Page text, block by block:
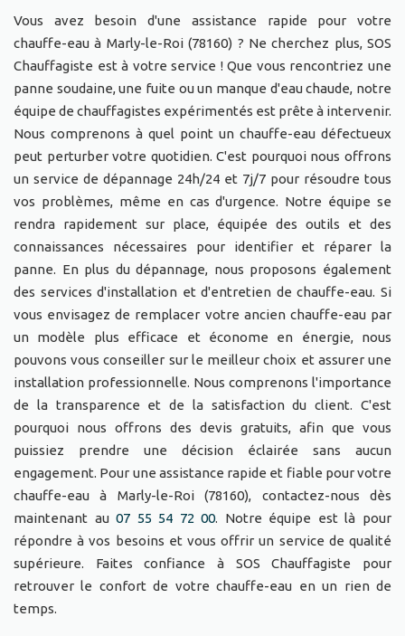
Vous avez besoin d'une assistance rapide pour votre
chauffe-eau à Marly-le-Roi (78160) ? Ne cherchez plus, SOS
Chauffagiste est à votre service ! Que vous rencontriez une
panne soudaine, une fuite ou un manque d'eau chaude, notre
équipe de chauffagistes expérimentés est prête à intervenir.
Nous comprenons à quel point un chauffe-eau défectueux
peut perturber votre quotidien. C'est pourquoi nous offrons
un service de dépannage 24h/24 et 7j/7 pour résoudre tous
vos problèmes, même en cas d'urgence. Notre équipe se
rendra rapidement sur place, équipée des outils et des
connaissances nécessaires pour identifier et réparer la
panne. En plus du dépannage, nous proposons également
des services d'installation et d'entretien de chauffe-eau. Si
vous envisagez de remplacer votre ancien chauffe-eau par
un modèle plus efficace et économe en énergie, nous
pouvons vous conseiller sur le meilleur choix et assurer une
installation professionnelle. Nous comprenons l'importance
de la transparence et de la satisfaction du client. C'est
pourquoi nous offrons des devis gratuits, afin que vous
puissiez prendre une décision éclairée sans aucun
engagement. Pour une assistance rapide et fiable pour votre
chauffe-eau à Marly-le-Roi (78160), contactez-nous dès
maintenant au07 55 54 72 00. Notre équipe est là pour
répondre à vos besoins et vous offrir un service de qualité
supérieure. Faites confiance à SOS Chauffagiste pour
retrouver le confort de votre chauffe-eau en un rien de
temps.